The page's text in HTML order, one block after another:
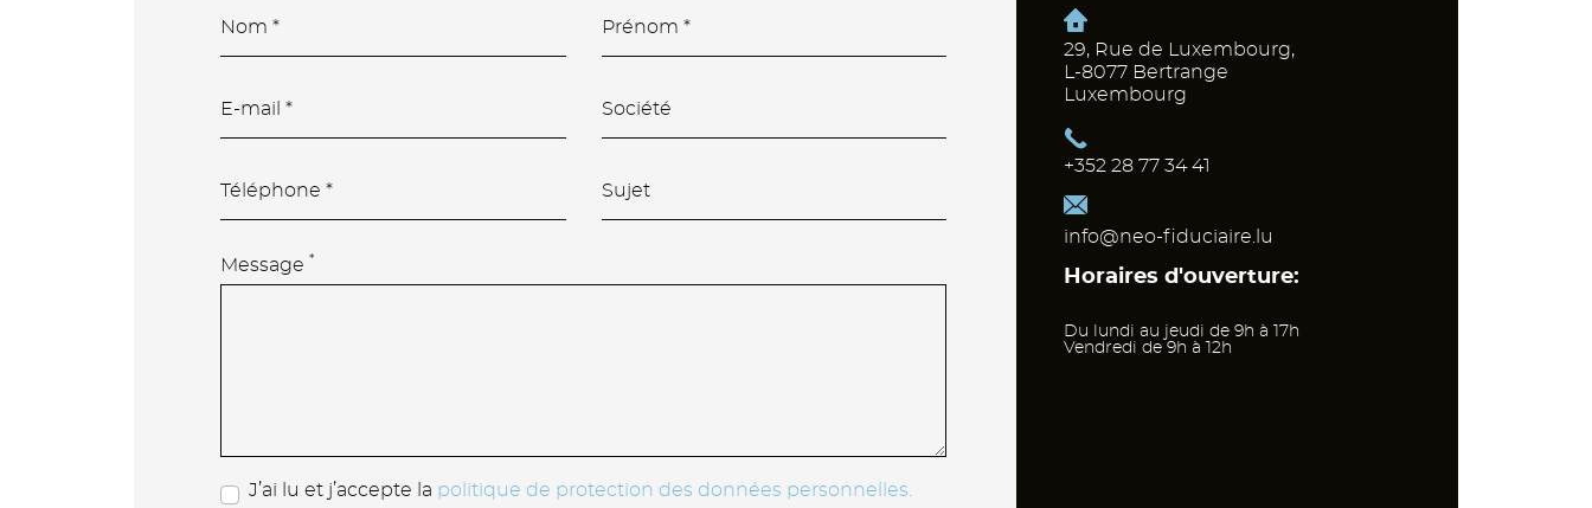
29, Rue de Luxembourg,
L-8077 Bertrange
Luxembourg
+352 28 77 34 41
info@neo-fiduciaire.lu
Horaires d'ouverture:
Du lundi au jeudi de 9h à 17h
Vendredi de 9h à 12h
Message *
J’ai lu et j’accepte la politique de protection des données personnelles.